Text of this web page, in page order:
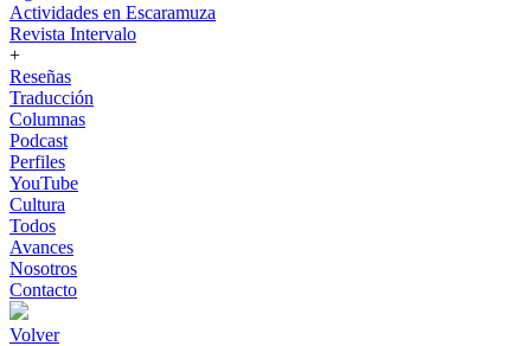
Actividades en Escaramuza
Revista Intervalo
+
Reseñas
Traducción
Columnas
Podcast
Perfiles
YouTube
Cultura
Todos
Avances
Nosotros
Contacto
Volver